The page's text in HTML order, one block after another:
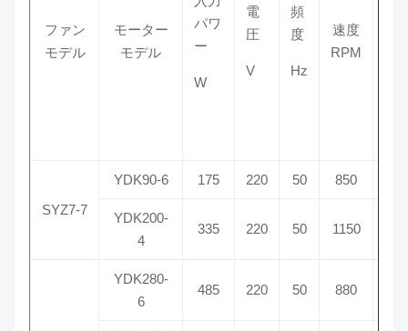
ファン
モデル
モーター
モデル
パワ
ー
W
電
圧
V
頻
度
Hz
速度
RPM
SYZ7-7
YDK90-6 175 220 50 850
YDK200-
4
335 220 50 1150
YDK280-
6
485 220 50 880